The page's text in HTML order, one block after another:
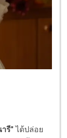
ารี"ได้ปล่อย